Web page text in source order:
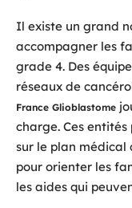
Il existe un grand
accompagner les
grade 4. Des
réseaux de
France Glioblastome
charge. Ces
sur le plan médical
pour orienter les
les aides qui